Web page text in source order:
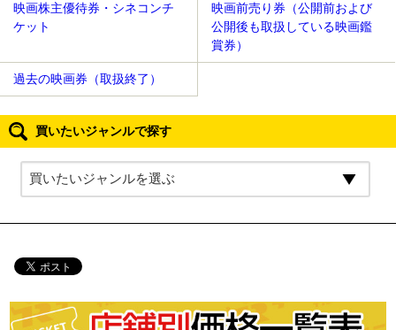
映画株主優待券・シネコンチ
ケット
映画前売り券（公開前および
公開後も取扱している映画鑑
賞券）
過去の映画券（取扱終了）
買いたいジャンルで探す